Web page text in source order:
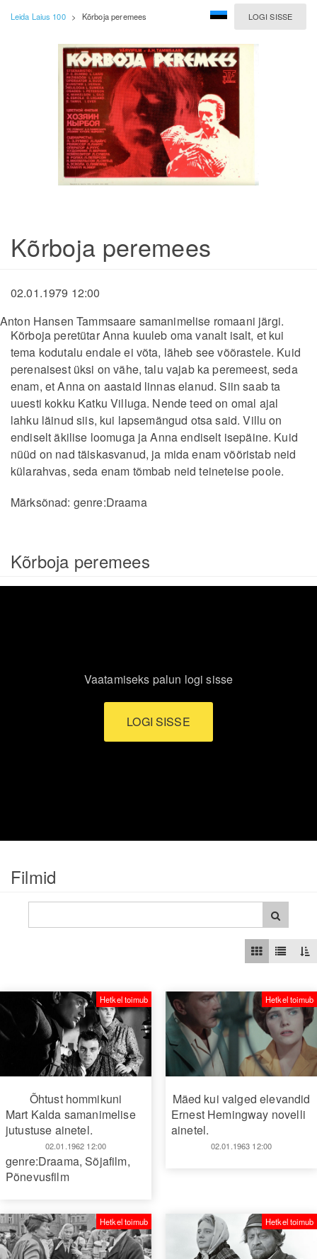
LOGI SISSE
Leida Laius 100 > Kõrboja peremees
Kõrboja peremees
02.01.1979 12:00
Anton Hansen Tammsaare samanimelise romaani järgi.
Kõrboja peretütar Anna kuuleb oma vanalt isalt, et kui
tema kodutalu endale ei võta, läheb see võõrastele. Kuid
perenaisest üksi on vähe, talu vajab ka peremeest, seda
enam, et Anna on aastaid linnas elanud. Siin saab ta
uuesti kokku Katku Villuga. Nende teed on omal ajal
lahku läinud siis, kui lapsemängud otsa said. Villu on
endiselt äkilise loomuga ja Anna endiselt isepäine. Kuid
nüüd on nad täiskasvanud, ja mida enam võõristab neid
külarahvas, seda enam tõmbab neid teineteise poole.
Märksõnad: genre:Draama
Kõrboja peremees
Vaatamiseks palun logi sisse
LOGI SISSE
Filmid
Õhtust hommikuni
Mart Kalda samanimelise
jutustuse ainetel.
02.01.1962 12:00
Hetkel toimub
genre:Draama,Sõjafilm,
Põnevusfilm
Mäed kui valged elevandid
Ernest Hemingway novelli
ainetel.
02.01.1963 12:00
Hetkel toimub
Hetkel toimub Hetkel toimub